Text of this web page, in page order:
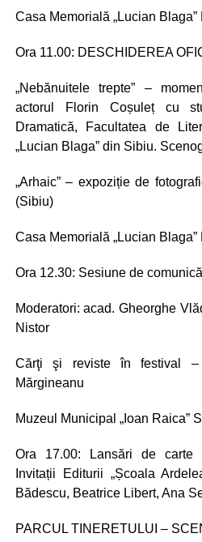
Casa Memorială „Lucian Blaga”
Ora 11.00: DESCHIDEREA
„Nebănuitele trepte” –
actorul Florin Coșuleț cu
Dramatică, Facultatea de
„Lucian Blaga” din Sibiu.
„Arhaic” – expoziție de
(Sibiu)
Casa Memorială „Lucian Blaga”
Ora 12.30: Sesiune de
Moderatori: acad. Gheorghe
Nistor
Cărţi şi reviste în festival –
Mărgineanu
Muzeul Municipal „Ioan Raica”
Ora 17.00: Lansări de carte
Invitații Editurii „Școala
Bădescu, Beatrice Libert, Ana
PARCUL TINERETULUI –